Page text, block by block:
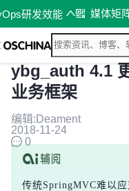
研发效能 媒体矩
ybg_auth 4.1
业务框架
编辑:Deament
2018-11-24
0
传统SpringMVC难以